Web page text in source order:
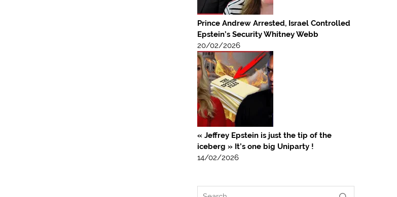
Prince Andrew Arrested, Israel Controlled
Epstein’s Security Whitney Webb
20/02/2026
« Jeffrey Epstein is just the tip of the
iceberg » It’s one big Uniparty !
14/02/2026